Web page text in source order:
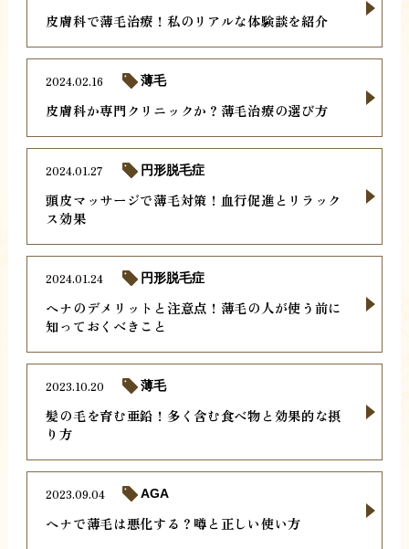
皮膚科で薄毛治療！私のリアルな体験談を紹介
皮膚科か専門クリニックか？薄毛治療の選び方
2024.02.16 薄毛
頭皮マッサージで薄毛対策！血行促進とリラック
ス効果
2024.01.27 円形脱毛症
ヘナのデメリットと注意点！薄毛の人が使う前に
知っておくべきこと
2024.01.24 円形脱毛症
髪の毛を育む亜鉛！多く含む食べ物と効果的な摂
り方
2023.10.20 薄毛
ヘナで薄毛は悪化する？噂と正しい使い方
2023.09.04 AGA